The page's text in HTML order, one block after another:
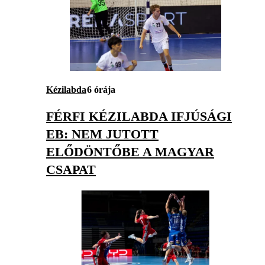
Kézilabda6 órája
FÉRFI KÉZILABDA IFJÚSÁGI
EB: NEM JUTOTT
ELŐDÖNTŐBE A MAGYAR
CSAPAT